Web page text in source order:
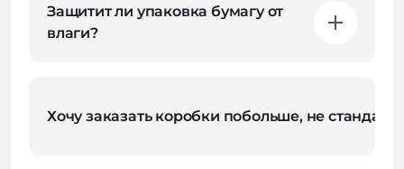
Защитит ли упаковка бумагу от
влаги?
Хочу заказать коробки побольше, не